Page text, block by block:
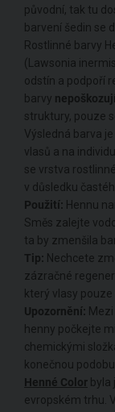
původní, tak tu
barvení šedin se
Rostlinné barvy
(Lawsonia
odstín a podpoří
barvy
struktury, pouze
Výsledná barva
vlasů a na
se vrstva
v důsledku
Použití: Hennu
Směs zalejte
ta by zmenšila
Tip: Nechcete
zázračné
který vlasy
Upozornění:
henny počkejte
chemickými
konečnou
Henné Color
evropském trhu.